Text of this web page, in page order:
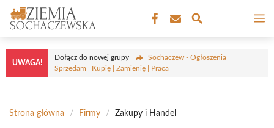
Przejdź
do
treści
UWAGA!
Dołącz do nowej grupy
Sochaczew - Ogłoszenia |
Sprzedam | Kupię | Zamienię | Praca
Strona główna / Firmy / Zakupy i Handel